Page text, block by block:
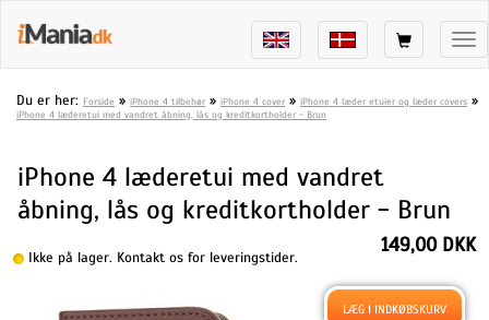
Du er her: Forside » iPhone 4 tilbehør » iPhone 4 cover » iPhone 4 læder etuier og læder covers »
iPhone 4 læderetui med vandret åbning, lås og kreditkortholder - Brun
iPhone 4 læderetui med vandret
åbning, lås og kreditkortholder - Brun
Ikke på lager. Kontakt os for leveringstider.
149,00 DKK